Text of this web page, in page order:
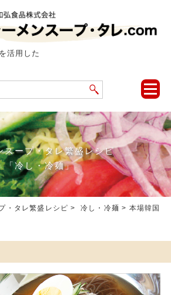
活用した
toggle
スープ・タレ繁盛レシピ
「冷し・冷麺」
・タレ繁盛レシピ >冷し・冷麺 > 本場韓国